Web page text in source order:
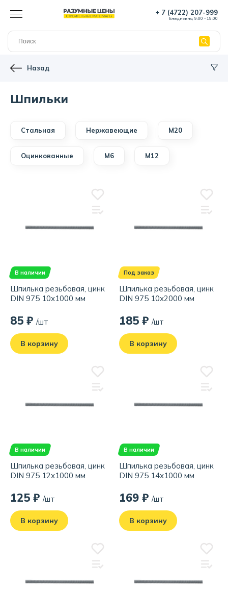
+ 7 (4722) 207-999
Ежедневно, 9:00 - 19:00
Назад
Шпильки
Стальная Нержавеющие М20
Оцинкованные М6 М12
В наличии
Шпилька резьбовая, цинк
DIN 975 10x1000 мм
85 ₽ /шт
В корзину
Под заказ
Шпилька резьбовая, цинк
DIN 975 10x2000 мм
185 ₽ /шт
В корзину
В наличии
Шпилька резьбовая, цинк
DIN 975 12x1000 мм
125 ₽ /шт
В корзину
В наличии
Шпилька резьбовая, цинк
DIN 975 14x1000 мм
169 ₽ /шт
В корзину